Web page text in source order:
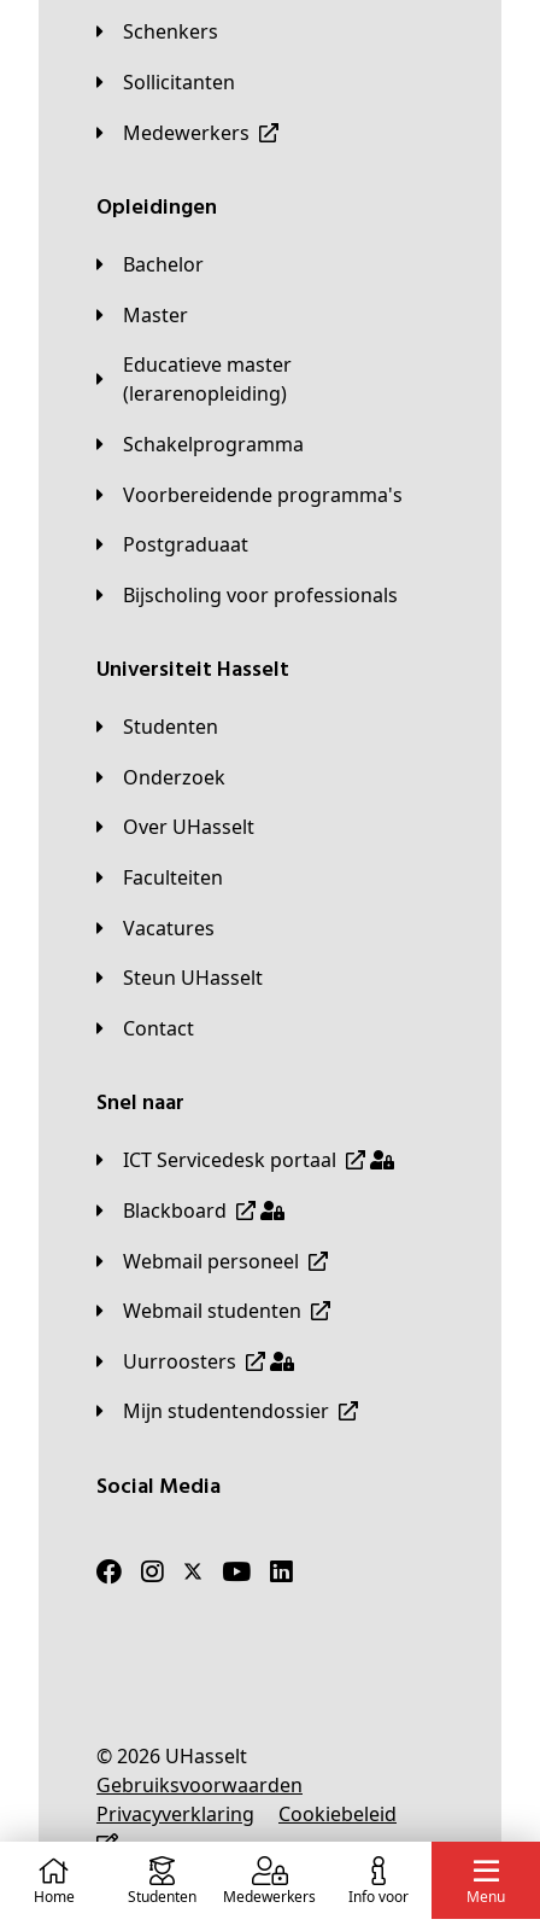
Schenkers
Sollicitanten
Medewerkers
Opleidingen
Bachelor
Master
Educatieve master
(lerarenopleiding)
Schakelprogramma
Voorbereidende programma's
Postgraduaat
Bijscholing voor professionals
universiteit Hasselt
Studenten
Onderzoek
Over UHasselt
Faculteiten
Vacatures
Steun UHasselt
Contact
Snel naar
ICT Servicedesk portaal
Blackboard
Webmail personeel
Webmail studenten
Uurroosters
Mijn studentendossier
Social Media
© 2026 UHasselt
Gebruiksvoorwaarden
Privacyverklaring
Cookiebeleid
Nederlands English
Home Studenten Medewerkers info voor Menu